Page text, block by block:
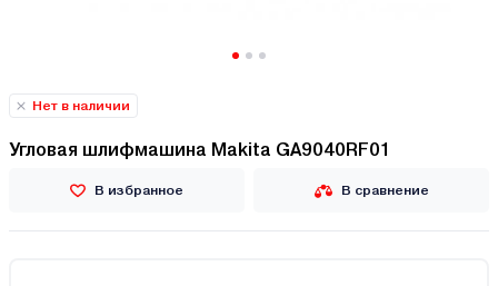
Нет в наличии
Угловая шлифмашина Makita GA9040RF01
В избранное В сравнение